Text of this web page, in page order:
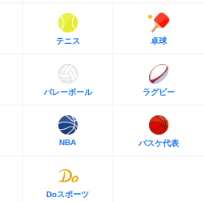
テニス 卓球
バレーボール ラグビー
NBA バスケ代表
Doスポーツ